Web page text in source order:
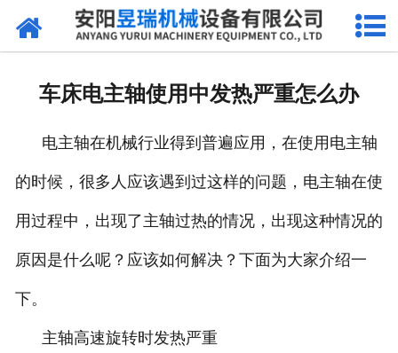
网站首页
联系我们
车床电主轴使用中发热严重怎么办
电主轴在机械行业得到普遍应用，在使用电主轴
的时候，很多人应该遇到过这样的问题，电主轴在使
用过程中，出现了主轴过热的情况，出现这种情况的
原因是什么呢？应该如何解决？下面为大家介绍一
下。
主轴高速旋转时发热严重